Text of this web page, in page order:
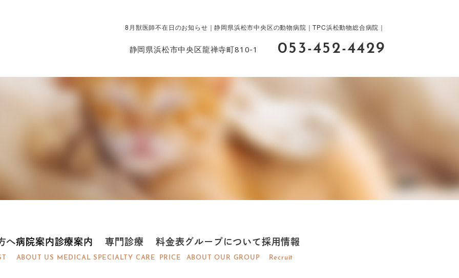
8月獣医師不在日のお知らせ｜静岡県浜松市中央区の動物病院｜TPC浜松動物総合病院｜
静岡県浜松市中央区龍禅寺町810-1 053-452-4429
へ病院案内
ABOUT US
診療案内
MEDICAL
専門診療
SPECIALTY CARE
料金表
PRICE
グループについて
ABOUT OUR GROUP
採用情報
Recruit